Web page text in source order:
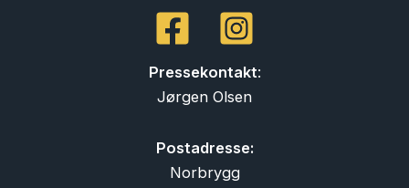
Pressekontakt:
Jørgen Olsen
Postadresse:
Norbrygg